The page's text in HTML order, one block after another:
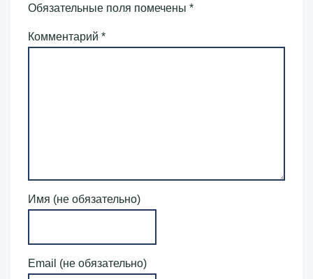
Обязательные поля помечены *
Комментарий *
Имя (не обязательно)
Email (не обязательно)